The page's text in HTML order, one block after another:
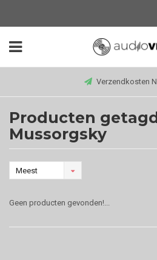
Verzendkosten
Producten
Mussorgsky
Meest
Geen producten gevonden!...